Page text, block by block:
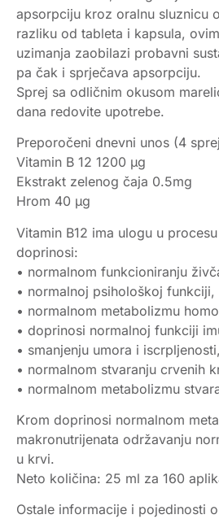
apsorpciju kroz oralnu sluznicu
razliku od tableta i kapsula,
uzimanja zaobilazi probavni
pa čak i sprječava apsorpciju.
Sprej sa odličnim okusom
dana redovite upotrebe.
Preporočeni dnevni unos (4
Vitamin B 12 1200 μg
Ekstrakt zelenog čaja 0.5mg
Hrom 40 μg
Vitamin B12 ima ulogu u
doprinosi:
• normalnom funkcioniranju
• normalnoj psihološkoj funkciji,
• normalnom metabolizmu
• doprinosi normalnoj funkciji
• smanjenju umora i iscrpljenosti,
• normalnom stvaranju crvenih
• normalnom metabolizmu
Krom doprinosi normalnom
makronutrijenata održavanju
u krvi.
Neto količina: 25 ml za 160
Ostale informacije i pojedinosti